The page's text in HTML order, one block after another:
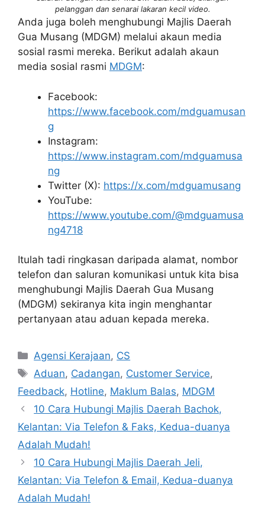
pelanggan dan senarai lakaran kecil video.
Anda juga boleh menghubungi Majlis Daerah
Gua Musang (MDGM) melalui akaun media
sosial rasmi mereka. Berikut adalah akaun
media sosial rasmi MDGM:
Facebook:
https://www.facebook.com/mdguamusan
g
Instagram:
https://www.instagram.com/mdguamusa
ng
Twitter (X): https://x.com/mdguamusang
YouTube:
https://www.youtube.com/@mdguamusa
ng4718
Itulah tadi ringkasan daripada alamat, nombor
telefon dan saluran komunikasi untuk kita bisa
menghubungi Majlis Daerah Gua Musang
(MDGM) sekiranya kita ingin menghantar
pertanyaan atau aduan kepada mereka.
Categories
Agensi Kerajaan, CS
Tags
Aduan, Cadangan, Customer Service,
Feedback, Hotline, Maklum Balas, MDGM
10 Cara Hubungi Majlis Daerah Bachok,
Kelantan: Via Telefon & Faks, Kedua-duanya
Adalah Mudah!
10 Cara Hubungi Majlis Daerah Jeli,
Kelantan: Via Telefon & Email, Kedua-duanya
Adalah Mudah!